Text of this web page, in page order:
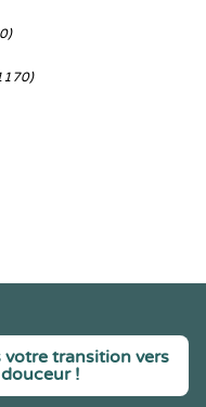
votre transition vers
!